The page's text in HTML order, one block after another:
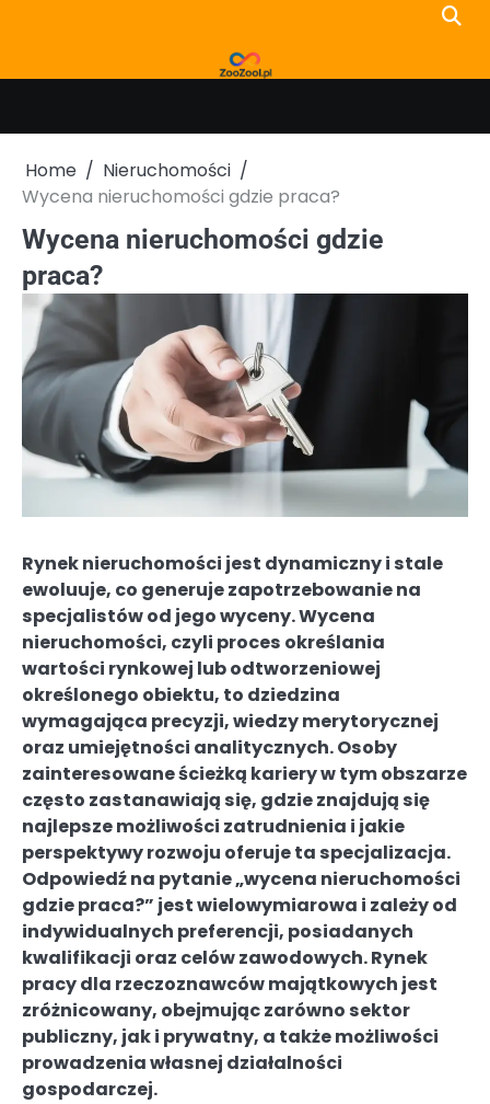
Home
Nieruchomości
Wycena nieruchomości gdzie praca?
Wycena nieruchomości gdzie
praca?
Rynek nieruchomości jest dynamiczny i stale
ewoluuje, co generuje zapotrzebowanie na
specjalistów od jego wyceny. Wycena
nieruchomości, czyli proces określania
wartości rynkowej lub odtworzeniowej
określonego obiektu, to dziedzina
wymagająca precyzji, wiedzy merytorycznej
oraz umiejętności analitycznych. Osoby
zainteresowane ścieżką kariery w tym obszarze
często zastanawiają się, gdzie znajdują się
najlepsze możliwości zatrudnienia i jakie
perspektywy rozwoju oferuje ta specjalizacja.
Odpowiedź na pytanie „wycena nieruchomości
gdzie praca?” jest wielowymiarowa i zależy od
indywidualnych preferencji, posiadanych
kwalifikacji oraz celów zawodowych. Rynek
pracy dla rzeczoznawców majątkowych jest
zróżnicowany, obejmując zarówno sektor
publiczny, jak i prywatny, a także możliwości
prowadzenia własnej działalności
gospodarczej.